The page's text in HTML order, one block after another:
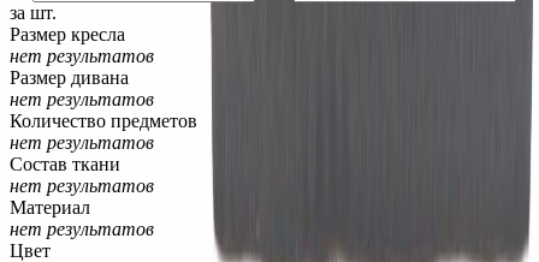
за шт.
Размер кресла
нет результатов
Размер дивана
нет результатов
Количество предметов
нет результатов
Состав ткани
нет результатов
Материал
нет результатов
Цвет